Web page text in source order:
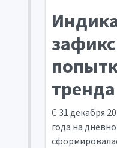
тренда
С 31 декабря
года на